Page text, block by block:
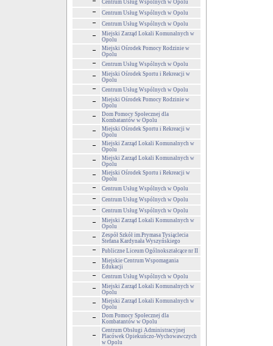
Centrum Usług Wspólnych w Opolu
Centrum Usług Wspólnych w Opolu
Centrum Usług Wspólnych w Opolu
Miejski Zarząd Lokali Komunalnych w
Opolu
Miejski Ośrodek Pomocy Rodzinie w
Opolu
Centrum Usług Wspólnych w Opolu
Miejski Ośrodek Sportu i Rekreacji w
Opolu
Centrum Usług Wspólnych w Opolu
Miejski Ośrodek Pomocy Rodzinie w
Opolu
Dom Pomocy Społecznej dla
Kombatantów w Opolu
Miejski Ośrodek Sportu i Rekreacji w
Opolu
Miejski Zarząd Lokali Komunalnych w
Opolu
Miejski Zarząd Lokali Komunalnych w
Opolu
Miejski Ośrodek Sportu i Rekreacji w
Opolu
Centrum Usług Wspólnych w Opolu
Centrum Usług Wspólnych w Opolu
Centrum Usług Wspólnych w Opolu
Miejski Zarząd Lokali Komunalnych w
Opolu
Zespół Szkół im.Prymasa Tysiąclecia
Stefana Kardynała Wyszyńskiego
Publiczne Liceum Ogólnokształcące nr II
Miejskie Centrum Wspomagania
Edukacji
Centrum Usług Wspólnych w Opolu
Miejski Zarząd Lokali Komunalnych w
Opolu
Miejski Zarząd Lokali Komunalnych w
Opolu
Dom Pomocy Społecznej dla
Kombatantów w Opolu
Centrum Obsługi Administracyjnej
Placówek Opiekuńczo-Wychowawczych
w Opolu